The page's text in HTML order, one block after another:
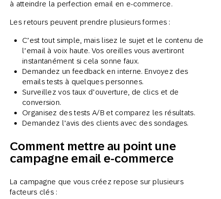
à atteindre la perfection email en e-commerce.
Les retours peuvent prendre plusieurs formes :
C’est tout simple, mais lisez le sujet et le contenu de
l’email à voix haute. Vos oreilles vous avertiront
instantanément si cela sonne faux.
Demandez un feedback en interne. Envoyez des
emails tests à quelques personnes.
Surveillez vos taux d’ouverture, de clics et de
conversion.
Organisez des tests A/B et comparez les résultats.
Demandez l’avis des clients avec des sondages.
Comment mettre au point une
campagne email e-commerce
La campagne que vous créez repose sur plusieurs
facteurs clés :